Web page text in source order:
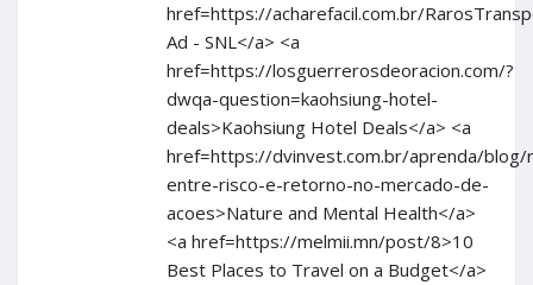
href=https://acharefacil.com.br/
Ad - SNL</a> <a
href=https://losguerrerosdeoracion.com/?
dwqa-question=kaohsiung-hotel-
deals>Kaohsiung Hotel Deals</a> <a
href=https://dvinvest.com.br/aprenda/blog/
entre-risco-e-retorno-no-mercado-de-
acoes>Nature and Mental Health</a>
<a href=https://melmii.mn/post/8>10
Best Places to Travel on a Budget</a>